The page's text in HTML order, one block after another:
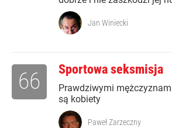
Jan Winiecki
Sportowa seksmisja
Prawdziwymi
są kobiety
66
Paweł Zarzeczny